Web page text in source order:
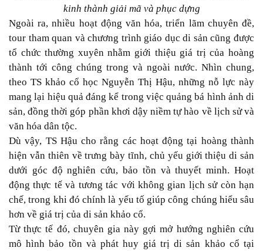
kinh thành giải mã và phục dựng
Ngoài ra, nhiều hoạt động văn hóa, triển lãm chuyên đề,
tour tham quan và chương trình giáo dục di sản cũng được
tổ chức thường xuyên nhằm giới thiệu giá trị của hoàng
thành tới công chúng trong và ngoài nước. Nhìn chung,
theo TS khảo cổ học Nguyễn Thị Hậu, những nỗ lực này
mang lại hiệu quả đáng kể trong việc quảng bá hình ảnh di
sản, đồng thời góp phần khơi dậy niềm tự hào về lịch sử và
văn hóa dân tộc.
Dù vậy, TS Hậu cho rằng các hoạt động tại hoàng thành
hiện vẫn thiên về trưng bày tĩnh, chủ yếu giới thiệu di sản
dưới góc độ nghiên cứu, bảo tồn và thuyết minh. Hoạt
động thực tế và tương tác với không gian lịch sử còn hạn
chế, trong khi đó chính là yếu tố giúp công chúng hiểu sâu
hơn về giá trị của di sản khảo cổ.
Từ thực tế đó, chuyên gia này gợi mở hướng nghiên cứu
mô hình bảo tồn và phát huy giá trị di sản khảo cổ tại